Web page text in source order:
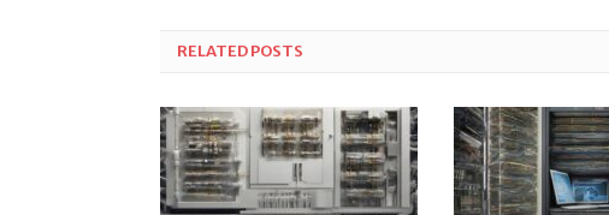
RELATEDPOSTS